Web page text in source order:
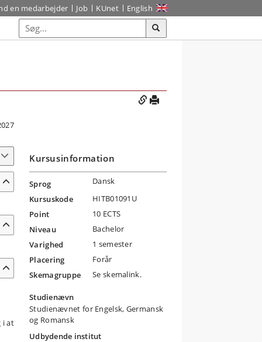
en medarbejder Job KUnet English
i at
Kursusinformation
Sprog
Dansk
Kursuskode
HITB01091U
Point
10 ECTS
Niveau
Bachelor
Varighed
1 semester
Placering
Forår
Skemagruppe
Se skemalink.
Studienævn
Studienævnet for Engelsk, Germansk
og Romansk
Udbydende institut